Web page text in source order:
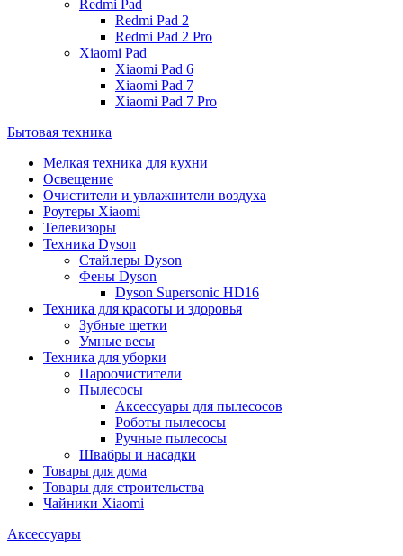
Redmi Pad
Redmi Pad 2
Redmi Pad 2 Pro
Xiaomi Pad
Xiaomi Pad 6
Xiaomi Pad 7
Xiaomi Pad 7 Pro
Бытовая техника
Мелкая техника для кухни
Освещение
Очистители и увлажнители воздуха
Роутеры Xiaomi
Телевизоры
Техника Dyson
Стайлеры Dyson
Фены Dyson
Dyson Supersonic HD16
Техника для красоты и здоровья
Зубные щетки
Умные весы
Техника для уборки
Пароочистители
Пылесосы
Аксессуары для пылесосов
Роботы пылесосы
Ручные пылесосы
Швабры и насадки
Товары для дома
Товары для строительства
Чайники Xiaomi
Аксессуары